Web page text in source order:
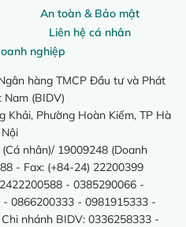
An toàn & Bảo mật
Liên hệ cá nhân
nghiệp
hàng TMCP Đầu tư và Phát
(BIDV)
Khải, Phường Hoàn Kiếm, TP Hà
Nội
nhân)/ 19009248 (Doanh
- Fax: (+84-24) 22200399
- 0385290066 -
0866200333 - 0981915333 -
nhánh BIDV: 0336258333 -